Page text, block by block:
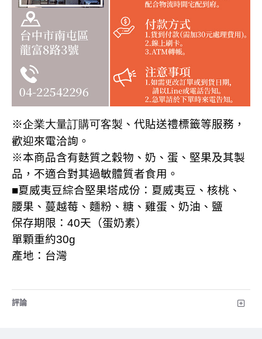
※企業大量訂購可客製 、代貼送禮標籤等服務，
歡迎來電洽詢 。
※本商品含有麩質之穀物、奶、蛋、堅果及其製
品，不適合對其過敏體質者食用。
■夏威夷豆綜合堅果塔成份：夏威夷豆、核桃、
腰果、蔓越莓、麵粉、糖、雞蛋、奶油、鹽
保存期限： 40天（蛋奶素）
單顆重約30g
產地：台灣
評論